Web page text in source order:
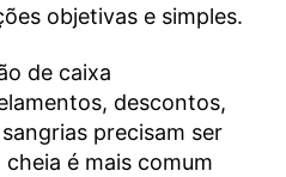
objetivas e simples.
de caixa
descontos,
precisam ser
é mais comum